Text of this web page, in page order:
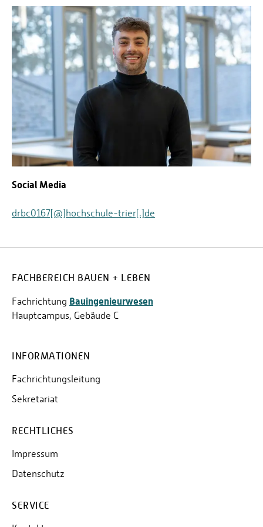
Social Media
drbc0167[@]hochschule-trier[.]de
FACHBEREICH BAUEN + LEBEN
Fachrichtung Bauingenieurwesen
Hauptcampus, Gebäude C
INFORMATIONEN
Fachrichtungsleitung
Sekretariat
RECHTLICHES
Impressum
Datenschutz
SERVICE